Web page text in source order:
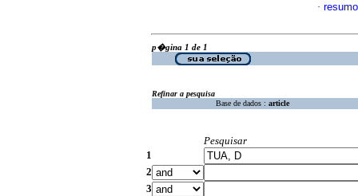
·
p�gina 1 de 1
Refinar a pesquisa
Base de dados : article
Pesquisar
1
2
3